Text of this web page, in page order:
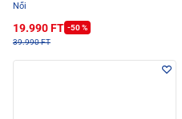
Női
19.990 FT -50 %
39.990 FT